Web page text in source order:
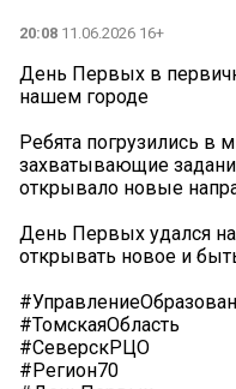
20:08 11.06.2026 16+
День Первых в
нашем городе
Ребята погрузились
захватывающие
открывало новые
День Первых удался
открывать новое и
#ТомскаяОбласть
#СеверскРЦО
#Регион70